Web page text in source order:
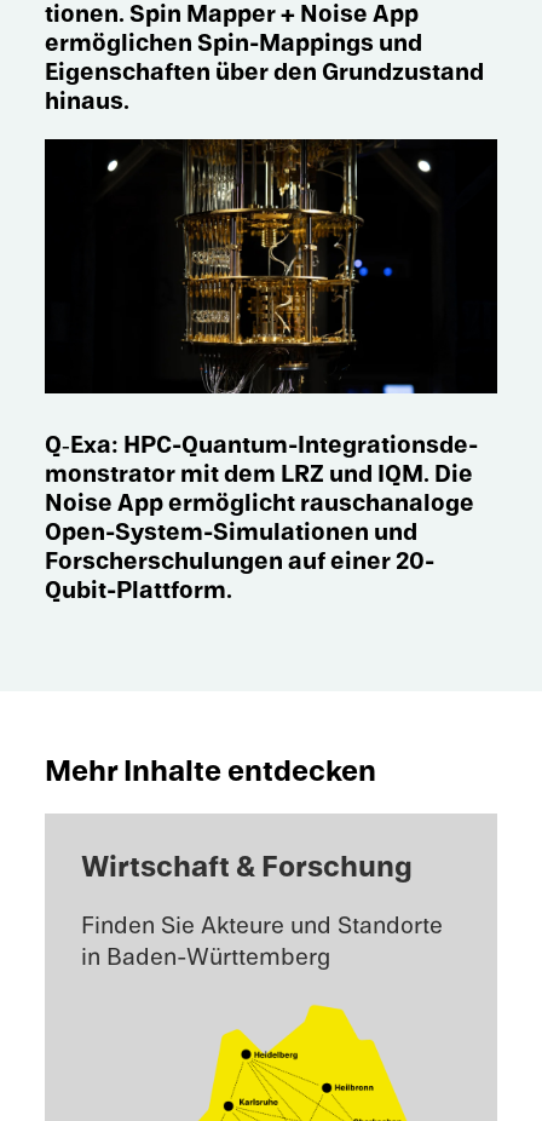
tio­nen. Spin Mapper + Noise App
ermög­li­chen Spin-Mappings und
Eigen­schaf­ten über den Grund­zu­stand
hinaus.
Q‑Exa: HPC-Quantum-Integra­ti­ons­de­
mons­tra­tor mit dem LRZ und IQM. Die
Noise App ermög­licht rausch­ana­loge
Open-System-Simula­tio­nen und
Forscher­schu­lun­gen auf einer 20-
Qubit-Plattform.
Mehr Inhalte entdecken
Wirtschaft & Forschung
Finden Sie Akteure und Standorte
in Baden-Württemberg